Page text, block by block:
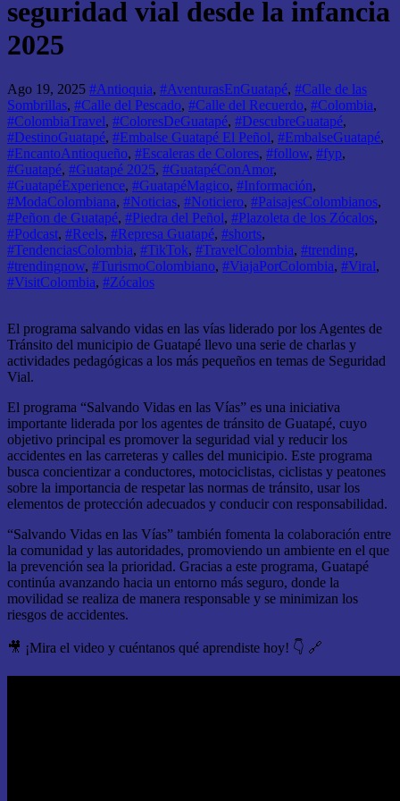
seguridad vial desde la infancia
2025
Ago 19, 2025 #Antioquia, #AventurasEnGuatapé, #Calle de las
Sombrillas, #Calle del Pescado, #Calle del Recuerdo, #Colombia,
#ColombiaTravel, #ColoresDeGuatapé, #DescubreGuatapé,
#DestinoGuatapé, #Embalse Guatapé El Peñol, #EmbalseGuatapé,
#EncantoAntioqueño, #Escaleras de Colores, #follow, #fyp,
#Guatapé, #Guatapé 2025, #GuatapéConAmor,
#GuatapéExperience, #GuatapéMagico, #Información,
#ModaColombiana, #Noticias, #Noticiero, #PaisajesColombianos,
#Peñon de Guatapé, #Piedra del Peñol, #Plazoleta de los Zócalos,
#Podcast, #Reels, #Represa Guatapé, #shorts,
#TendenciasColombia, #TikTok, #TravelColombia, #trending,
#trendingnow, #TurismoColombiano, #ViajaPorColombia, #Viral,
#VisitColombia, #Zócalos
El programa salvando vidas en las vías liderado por los Agentes de
Tránsito del municipio de Guatapé llevo una serie de charlas y
actividades pedagógicas a los más pequeños en temas de Seguridad
Vial.
El programa “Salvando Vidas en las Vías” es una iniciativa
importante liderada por los agentes de tránsito de Guatapé, cuyo
objetivo principal es promover la seguridad vial y reducir los
accidentes en las carreteras y calles del municipio. Este programa
busca concientizar a conductores, motociclistas, ciclistas y peatones
sobre la importancia de respetar las normas de tránsito, usar los
elementos de protección adecuados y conducir con responsabilidad.
“Salvando Vidas en las Vías” también fomenta la colaboración entre
la comunidad y las autoridades, promoviendo un ambiente en el que
la prevención sea la prioridad. Gracias a este programa, Guatapé
continúa avanzando hacia un entorno más seguro, donde la
movilidad se realiza de manera responsable y se minimizan los
riesgos de accidentes.
🎥 ¡Mira el video y cuéntanos qué aprendiste hoy! 👇 🔗